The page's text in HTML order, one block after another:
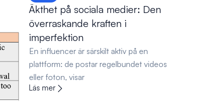
Äkthet på sociala medier: Den
överraskande kraften i
imperfektion
En influencer är särskilt aktiv på en
plattform: de postar regelbundet videos
eller foton, visar
Läs mer